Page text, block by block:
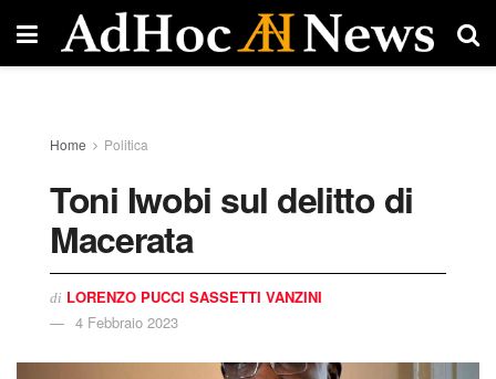
Home Politica
Toni Iwobi sul delitto di
Macerata
di LORENZO PUCCI SASSETTI VANZINI
4 Febbraio 2023